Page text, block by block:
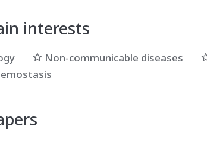
interests
Non-communicable diseases